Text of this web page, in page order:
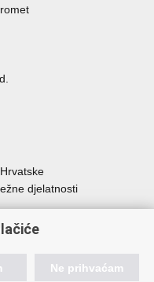
djelatnosti
usluga
Ne prihvaćam